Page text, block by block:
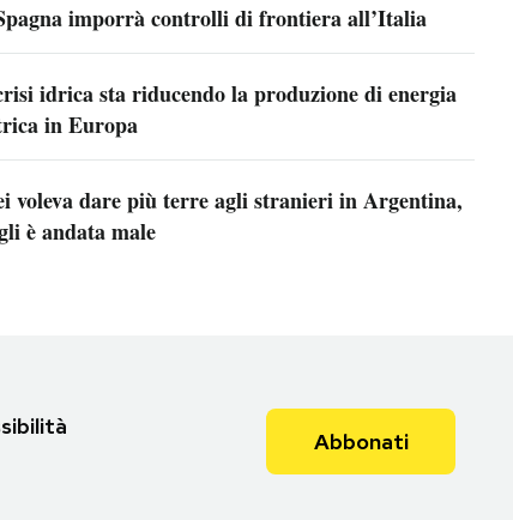
imporrà controlli di frontiera all’Italia
idrica sta riducendo la produzione di energia
in Europa
voleva dare più terre agli stranieri in Argentina,
è andata male
Abbonati